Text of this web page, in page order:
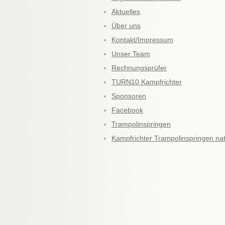
Aktuelles
Über uns
Kontakt/Impressum
Unser Team
Rechnungsprüfer
TURN10 Kampfrichter
Sponsoren
Facebook
Trampolinspringen
Kampfrichter Trampolinspringen